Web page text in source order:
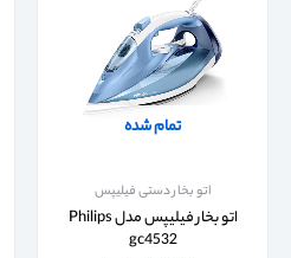
تمام شده
اتو بخار دستی فیلیپس
اتو بخار فیلیپس مدل Philips
gc4532